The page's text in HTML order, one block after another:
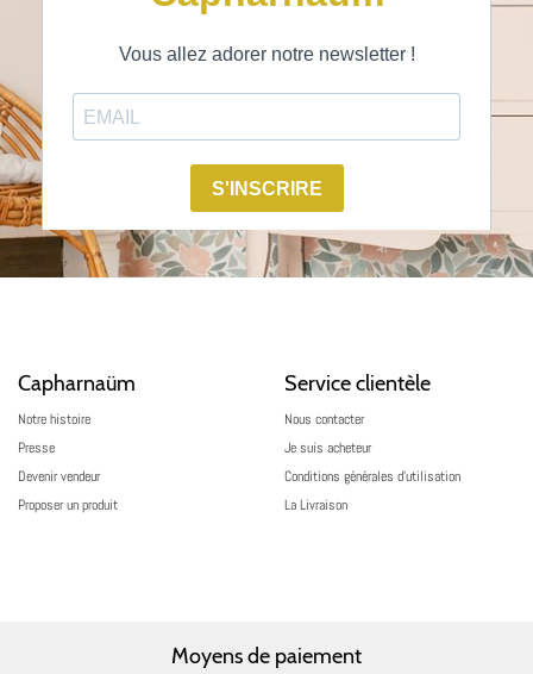
Capharnaüm
Notre histoire
Presse
Devenir vendeur
Proposer un produit
Service clientèle
Nous contacter
Je suis acheteur
Conditions générales d’utilisation
La Livraison
Moyens de paiement